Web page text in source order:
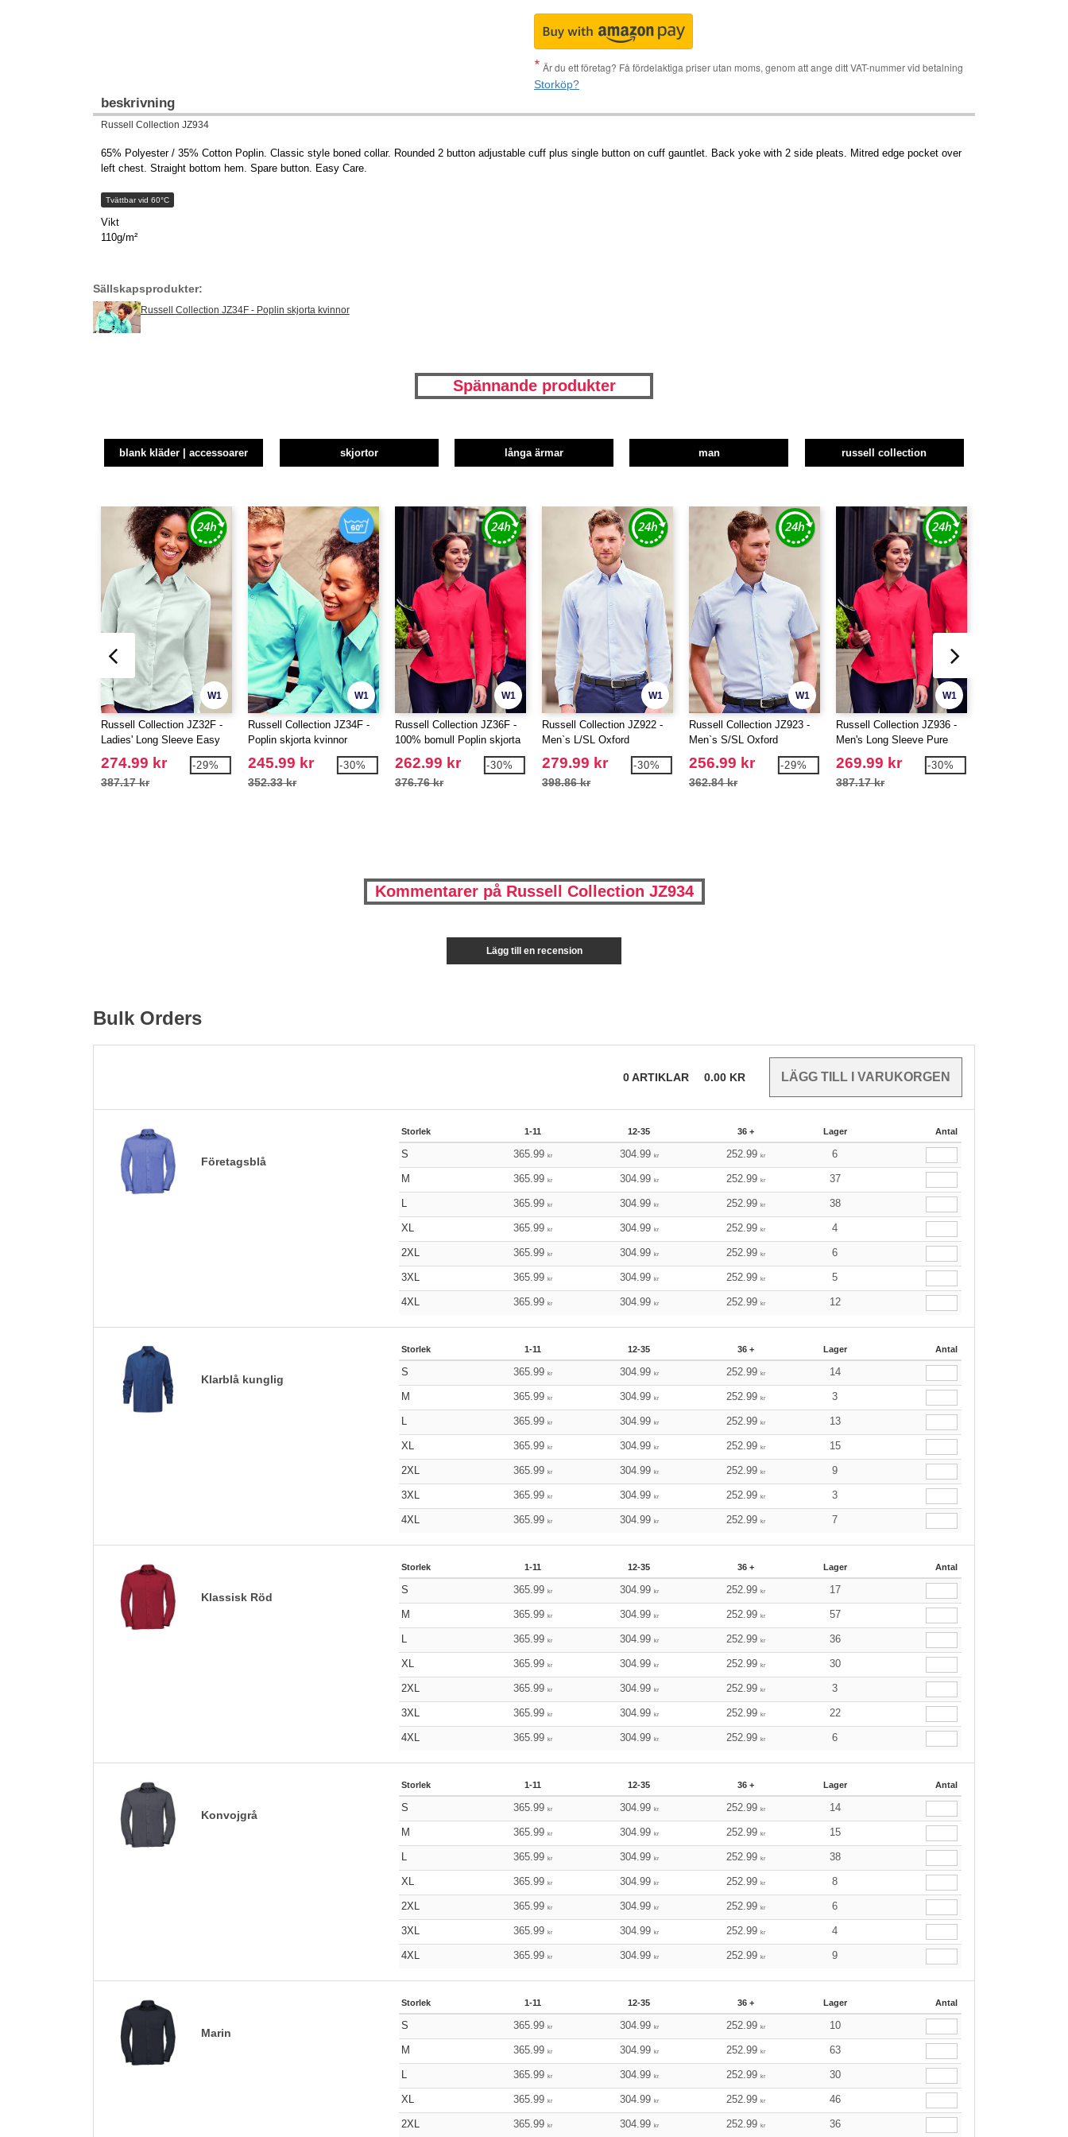
Är du ett företag? Få fördelaktiga priser utan moms, genom att ange ditt VAT-nummer vid betalning
Storköp?
beskrivning
Russell Collection JZ934
65% Polyester / 35% Cotton Poplin. Classic style boned collar. Rounded 2 button adjustable cuff plus single button on cuff gauntlet. Back yoke with 2 side pleats. Mitred edge pocket over
left chest. Straight bottom hem. Spare button. Easy Care.
Tvättbar vid 60°C
Vikt
110g/m²
Sällskapsprodukter:
Russell Collection JZ34F - Poplin skjorta kvinnor
Spännande produkter
blank kläder | accessoarer skjortor långa ärmar man russell collection
W1
Russell Collection JZ32F -
Ladies' Long Sleeve Easy
Care Oxford Shirt
274.99 kr
387.17 kr
-29%
W1
Russell Collection JZ34F -
Poplin skjorta kvinnor
245.99 kr
352.33 kr
-30%
W1
Russell Collection JZ36F -
100% bomull Poplin skjorta
för kvinnor
262.99 kr
376.76 kr
-30%
W1
Russell Collection JZ922 -
Men`s L/SL Oxford
279.99 kr
398.86 kr
-30%
W1
Russell Collection JZ923 -
Men`s S/SL Oxford
256.99 kr
362.84 kr
-29%
W1
Russell Collection JZ936 -
Men's Long Sleeve Pure
Cotton Easy Care Poplin
Shirt
269.99 kr
387.17 kr
-30%
Kommentarer på Russell Collection JZ934
Lägg till en recension
Bulk Orders
0ARTIKLAR 0.00 KR
Företagsblå
Storlek 1-11 12-35 36 + Lager Antal
S 365.99kr 304.99 kr 252.99 kr 6
M 365.99kr 304.99 kr 252.99 kr 37
L 365.99kr 304.99 kr 252.99 kr 38
XL 365.99kr 304.99 kr 252.99 kr 4
2XL 365.99kr 304.99 kr 252.99 kr 6
3XL 365.99kr 304.99 kr 252.99 kr 5
4XL 365.99kr 304.99 kr 252.99 kr 12
Klarblå kunglig
Storlek 1-11 12-35 36 + Lager Antal
S 365.99kr 304.99 kr 252.99 kr 14
M 365.99kr 304.99 kr 252.99 kr 3
L 365.99kr 304.99 kr 252.99 kr 13
XL 365.99kr 304.99 kr 252.99 kr 15
2XL 365.99kr 304.99 kr 252.99 kr 9
3XL 365.99kr 304.99 kr 252.99 kr 3
4XL 365.99kr 304.99 kr 252.99 kr 7
Klassisk Röd
Storlek 1-11 12-35 36 + Lager Antal
S 365.99kr 304.99 kr 252.99 kr 17
M 365.99kr 304.99 kr 252.99 kr 57
L 365.99kr 304.99 kr 252.99 kr 36
XL 365.99kr 304.99 kr 252.99 kr 30
2XL 365.99kr 304.99 kr 252.99 kr 3
3XL 365.99kr 304.99 kr 252.99 kr 22
4XL 365.99kr 304.99 kr 252.99 kr 6
Konvojgrå
Storlek 1-11 12-35 36 + Lager Antal
S 365.99kr 304.99 kr 252.99 kr 14
M 365.99kr 304.99 kr 252.99 kr 15
L 365.99kr 304.99 kr 252.99 kr 38
XL 365.99kr 304.99 kr 252.99 kr 8
2XL 365.99kr 304.99 kr 252.99 kr 6
3XL 365.99kr 304.99 kr 252.99 kr 4
4XL 365.99kr 304.99 kr 252.99 kr 9
Marin
Storlek 1-11 12-35 36 + Lager Antal
S 365.99kr 304.99 kr 252.99 kr 10
M 365.99kr 304.99 kr 252.99 kr 63
L 365.99kr 304.99 kr 252.99 kr 30
XL 365.99kr 304.99 kr 252.99 kr 46
2XL 365.99kr 304.99 kr 252.99 kr 36